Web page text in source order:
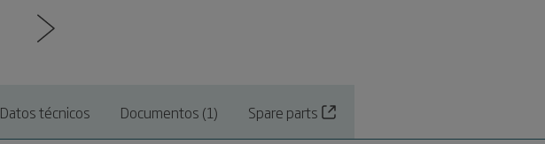
Datos técnicos Documentos (1) Spare parts